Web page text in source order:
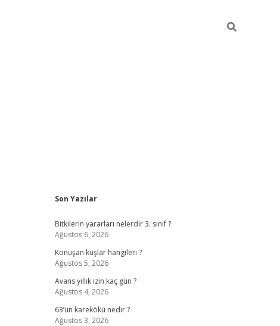
Sidebar
Son Yazılar
Bitkilerin yararları nelerdir 3. sınıf ?
Ağustos 6, 2026
Konuşan kuşlar hangileri ?
Ağustos 5, 2026
Avans yıllık izin kaç gün ?
Ağustos 4, 2026
63’ün karekökü nedir ?
Ağustos 3, 2026